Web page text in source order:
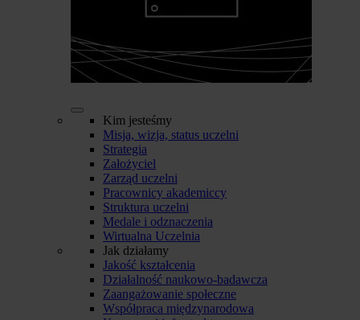
Kim jesteśmy
Misja, wizja, status uczelni
Strategia
Założyciel
Zarząd uczelni
Pracownicy akademiccy
Struktura uczelni
Medale i odznaczenia
Wirtualna Uczelnia
Jak działamy
Jakość kształcenia
Działalność naukowo-badawcza
Zaangażowanie społeczne
Współpraca międzynarodowa